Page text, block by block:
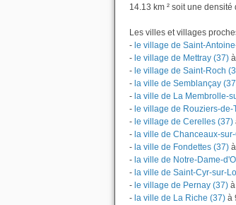
14.13 km ² soit une
Les villes et villages
- le village de Saint-
- le village de Mettray (37)
- le village de Saint-Roch
- la ville de Semblançay
- la ville de La Membrolle-
- le village de Rouziers-de-
- le village de Cerelles (37)
- la ville de Chanceaux-
- la ville de Fondettes (37)
- la ville de Notre-Dame-
- la ville de Saint-Cyr-sur-
- le village de Pernay (37)
- la ville de La Riche (37) à